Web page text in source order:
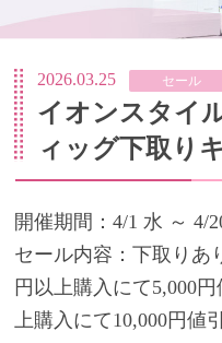
2026.03.25 セール
イオンスタイ
ィッグ下取り
開催期間：4/1 水 ～ 4/
セール内容：下取りあ
円以上購入にて5,000
上購入にて10,000円値